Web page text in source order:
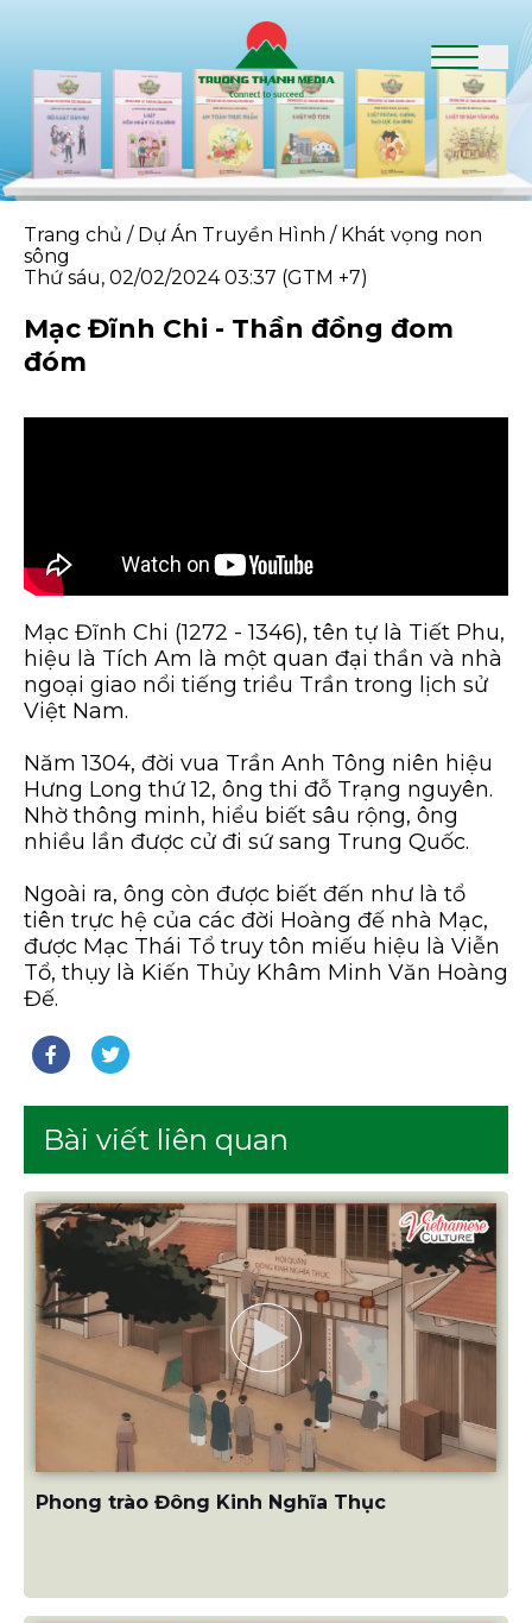
Trang chủ / Dự Án Truyền Hình / Khát vọng non
sông
Thứ sáu, 02/02/2024 03:37 (GTM +7)
Mạc Đĩnh Chi - Thần đồng đom
đóm
Mạc Đĩnh Chi (1272 - 1346), tên tự là Tiết Phu,
hiệu là Tích Am là một quan đại thần và nhà
ngoại giao nổi tiếng triều Trần trong lịch sử
Việt Nam.
Năm 1304, đời vua Trần Anh Tông niên hiệu
Hưng Long thứ 12, ông thi đỗ Trạng nguyên.
Nhờ thông minh, hiểu biết sâu rộng, ông
nhiều lần được cử đi sứ sang Trung Quốc.
Ngoài ra, ông còn được biết đến như là tổ
tiên trực hệ của các đời Hoàng đế nhà Mạc,
được Mạc Thái Tổ truy tôn miếu hiệu là Viễn
Tổ, thụy là Kiến Thủy Khâm Minh Văn Hoàng
Đế.
Bài viết liên quan
Phong trào Đông Kinh Nghĩa Thục